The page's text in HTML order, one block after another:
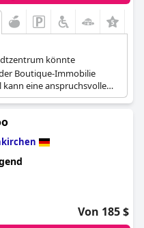
könnte
Boutique-Immobilie
eine anspruchsvolle
bieten.
Von 185 $